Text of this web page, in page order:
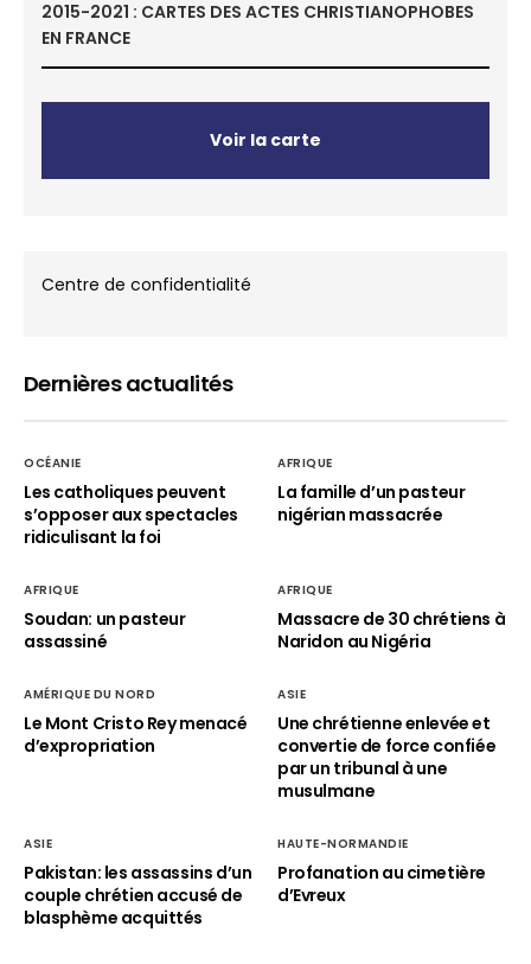
2015-2021 : CARTES DES ACTES CHRISTIANOPHOBES
EN FRANCE
Voir la carte
Centre de confidentialité
Dernières actualités
OCÉANIE
Les catholiques peuvent
s’opposer aux spectacles
ridiculisant la foi
AFRIQUE
La famille d’un pasteur
nigérian massacrée
AFRIQUE
Soudan: un pasteur
assassiné
AFRIQUE
Massacre de 30 chrétiens à
Naridon au Nigéria
AMÉRIQUE DU NORD
Le Mont Cristo Rey menacé
d’expropriation
ASIE
Une chrétienne enlevée et
convertie de force confiée
par un tribunal à une
musulmane
ASIE
Pakistan: les assassins d’un
couple chrétien accusé de
blasphème acquittés
HAUTE-NORMANDIE
Profanation au cimetière
d’Evreux